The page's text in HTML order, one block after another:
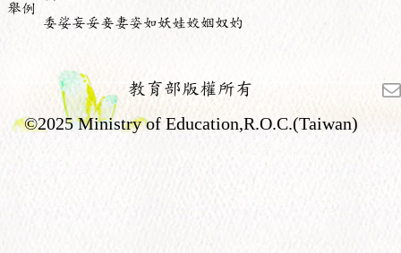
舉例
委娑妄妥妾妻姿如妖娃姣姻奴妁
教育部版權所有
©2025 Ministry of Education,R.O.C.(Taiwan)